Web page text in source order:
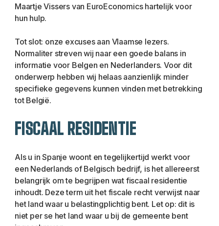
Maartje Vissers van EuroEconomics hartelijk voor
hun hulp.
Tot slot: onze excuses aan Vlaamse lezers.
Normaliter streven wij naar een goede balans in
informatie voor Belgen en Nederlanders. Voor dit
onderwerp hebben wij helaas aanzienlijk minder
specifieke gegevens kunnen vinden met betrekking
tot België.
FISCAAL RESIDENTIE
Als u in Spanje woont en tegelijkertijd werkt voor
een Nederlands of Belgisch bedrijf, is het allereerst
belangrijk om te begrijpen wat fiscaal residentie
inhoudt. Deze term uit het fiscale recht verwijst naar
het land waar u belastingplichtig bent. Let op: dit is
niet per se het land waar u bij de gemeente bent